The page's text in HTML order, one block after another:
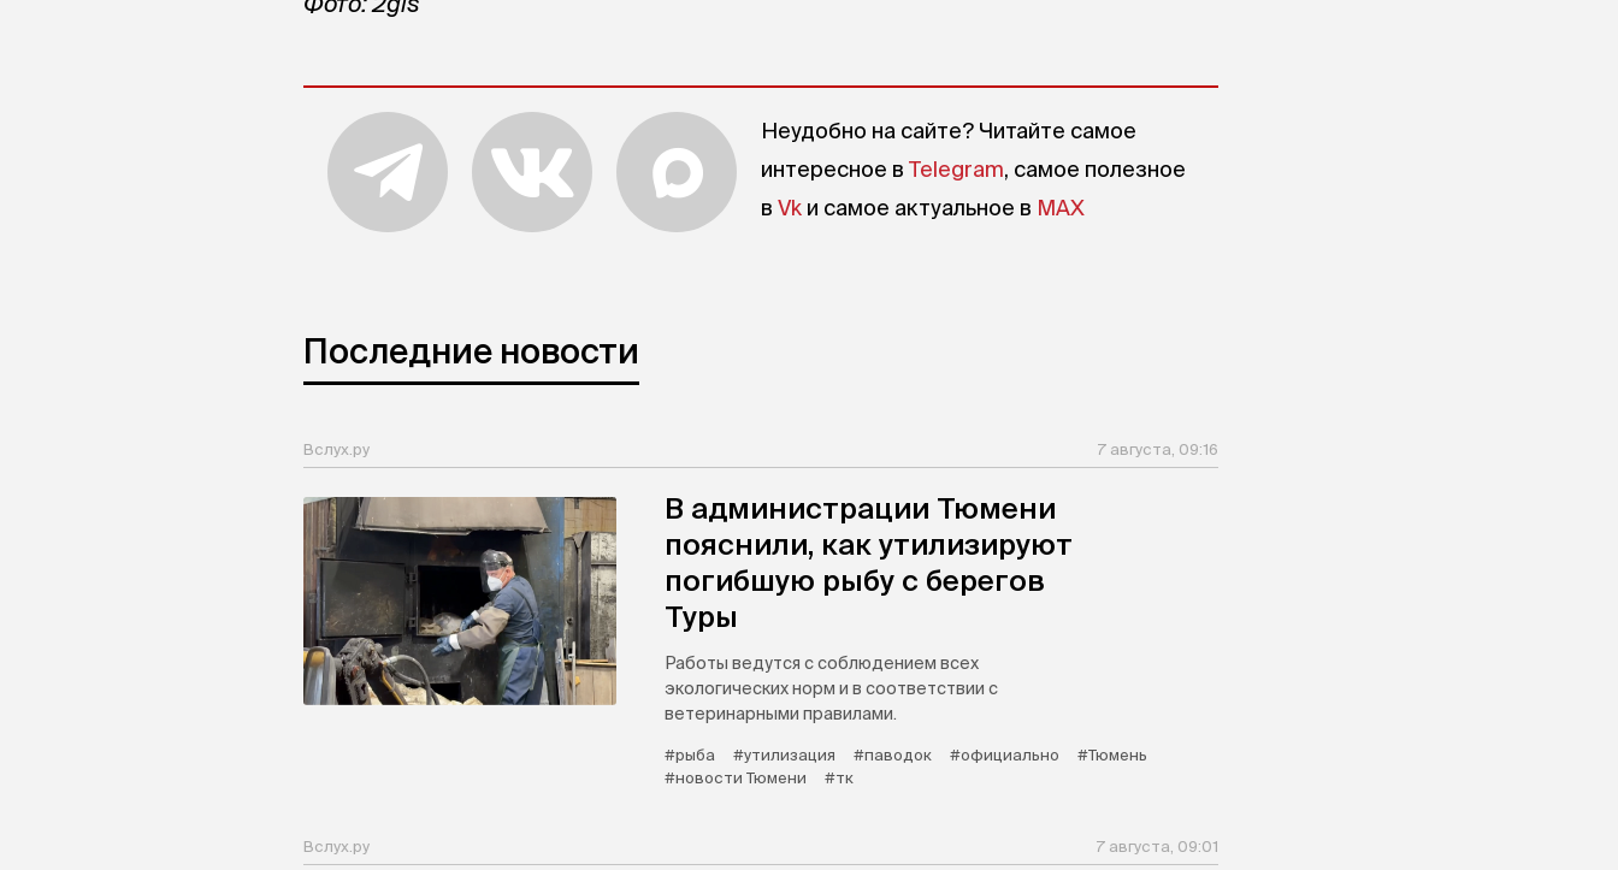
Неудобно на сайте? Читайте самое
интересное в Telegram, самое полезное
в Vk и самое актуальное в MAX
Последние новости
Вслух.ру 7 августа, 09:16
В администрации Тюмени
пояснили, как утилизируют
погибшую рыбу с берегов
Туры
Работы ведутся с соблюдением всех
экологических норм и в соответствии с
ветеринарными правилами.
#рыба #утилизация #паводок #официально
#Тюмень
#новости Тюмени
#тк
Вслух.ру 7 августа, 09:01